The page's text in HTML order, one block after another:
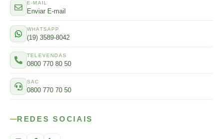
E-MAIL
Enviar E-mail
WHATSAPP
(19) 3589-8042
TELEVENDAS
0800 770 80 50
SAC
0800 770 70 50
REDES SOCIAIS